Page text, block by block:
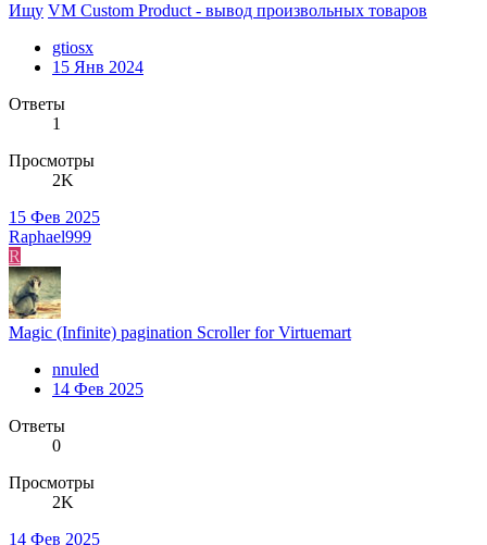
Ищу VM Custom Product - вывод произвольных товаров
gtiosx
15 Янв 2024
Ответы
1
Просмотры
2K
15 Фев 2025
Raphael999
R
Magic (Infinite) pagination Scroller for Virtuemart
nnuled
14 Фев 2025
Ответы
0
Просмотры
2K
14 Фев 2025